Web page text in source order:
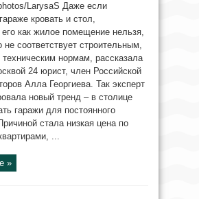
LarysaS Даже если
кровать и стол,
его как жилое помещение нельзя,
не соответствует строительным,
нормам, рассказала
24 юрист, член Российской
Алла Георгиева. Так эксперт
новый тренд – в столице
гаражи для постоянного
стала низкая цена по
...
»